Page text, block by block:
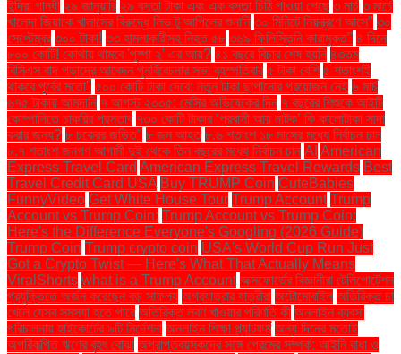
ইন্দিরা গান্ধী ২৯ জানুয়ারি ২৯ বস্তা টাকা এবং এক বস্তা চিঠি পাওয়া গেছে ৩ মার্চ ৩ মার্চে
খালেদা জিয়াকে খালাসের বিরুদ্ধে লিভ টু আপিলের শুনানি ৩০ মিনিটে নিয়ন্ত্রণে আসে" ৩০
সেপ্টেম্বর ৩০০ টাকা! ৩৩ হামলাকারীসহ নিহত ৫৮ ৩৬৯ ফিলিস্তিনি কারামুক্ত" ৪ দিনে
৮০০ কোটি! কোথায় থামবে 'পুষ্পা ২' এর আয়? ৪১ বছরে বিচার শেষ হয়নি ৪৩তম
বিসিএস বাদ পড়াদের আবেদন পুনর্বিবেচনার সভা বৃহস্পতিবার ৫ টাকা বেশি ৫ শতাংশই
থাকবে পূর্বের মতো" ৫০০ কোটি টাকা দেবে: নতুন টাকা ছাপানোর প্রয়োজন নেই ৬ মার্চ
৬৭৫ টাকায় আমদানি ৭ আগস্ট ২০০৫: মেসির অভিষেকের দিন ৭ বছরের শিশুকে আইটি
কোম্পানিতে চাকরির প্রস্তাব ৭৩০ কোটি টাকার ‘প্রবাসী আয় নাটক’ কি কালোটাকা সাদা
করার জন্য? ৮ চক্রের জড়িত" ৮ জন আহত ৮.৬ শতাংশ ১৮ মাসের মধ্যে নির্বাচন চান
৮.৭ শতাংশ জনগণ আগামী দুই থেকে তিন বছরের মধ্যে নির্বাচন চান AI American
Express Travel Card American Express Travel Rewards Best
Travel Credit Card USA Buy TRUMP Coin CuteBabies
FunnyVideo Get White House Tour Trump Account Trump
Account vs Trump Coin: Trump Account vs Trump Coin:
Here's the Difference Everyone's Googling (2026 Guide)
Trump Coin Trump crypto coin USA's World Cup Run Just
Got a Crypto Twist — Here's What That Actually Means
ViralShorts what is a Trump Account অক্সফোর্ডের বিজ্ঞানীরা টেলিপোর্টেশন
প্রযুক্তিতে অর্জন করেছেন বড় সাফল্য অগ্রযাত্রার যাত্রীরা অটোমোবাইল অতিরিক্ত চা
খেলে যেসব সমস্যা হতে পারে অতিরিক্ত লবণ খাওয়ার পরিণতি কী অনলাইন ব্যবসা
পরিচালনায় হাইকোর্টের ৯টি নির্দেশনা অনলাইন শিক্ষা প্ল্যাটফর্ম অন্য দিনের মতোই
অপরিকল্পিত ঋণের বৃহৎ বোঝা অপ্রাপ্তবয়স্কদের সঙ্গে প্রেমের সম্পর্ক: আইনি বাধা ও